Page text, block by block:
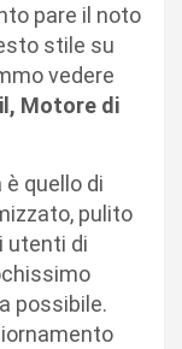
pare il noto
stile su
vedere
Motore di
è quello di
pulito
utenti di
possibile.